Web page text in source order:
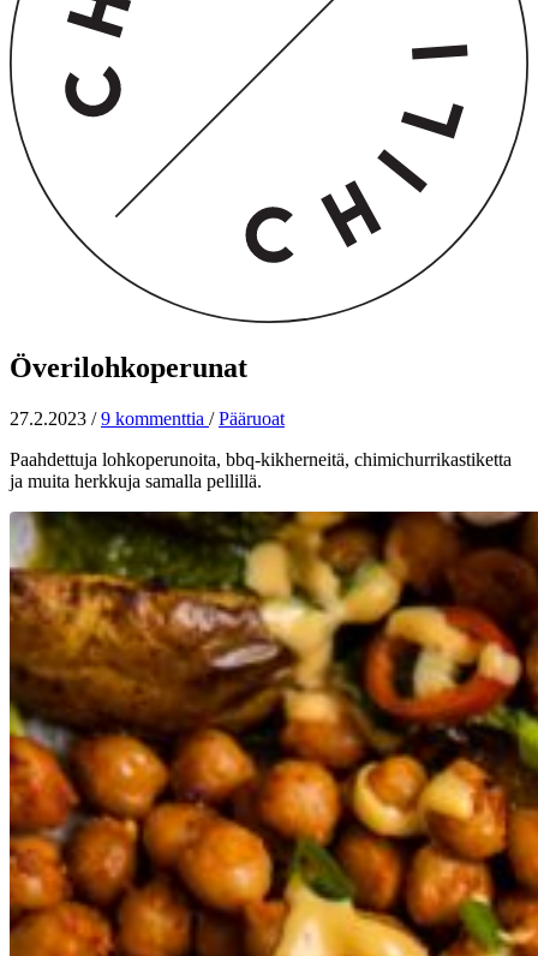
Överilohkoperunat
27.2.2023 / 9 kommenttia / Pääruoat
Paahdettuja lohkoperunoita, bbq-kikherneitä, chimichurrikastiketta
ja muita herkkuja samalla pellillä.